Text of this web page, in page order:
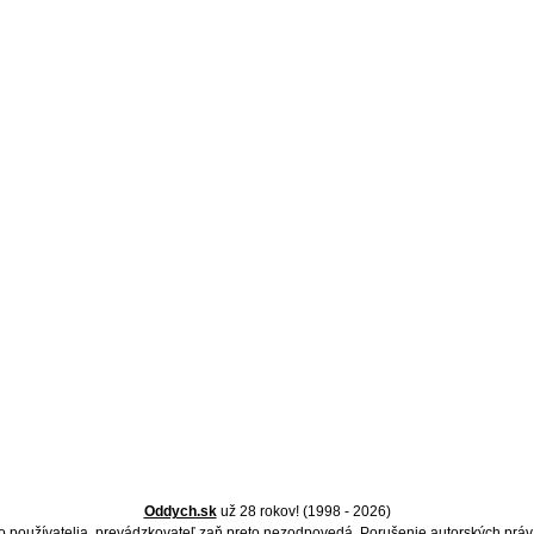
Oddych.skuž 28 rokov! (1998 - 2026)